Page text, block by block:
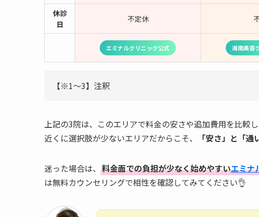
休診
日
不定休
エミナルクリニック公式 湘南美容
【※1～3】注釈
上記の3院は、このエリアで料金の安さや追加費用を比較
近くに選択肢が少ないエリアだからこそ、
「安さ」と「
迷った場合は、 料金面での負担が少なく始めやすいエミナ
は無料カウンセリングで相性を確認してみてください👌